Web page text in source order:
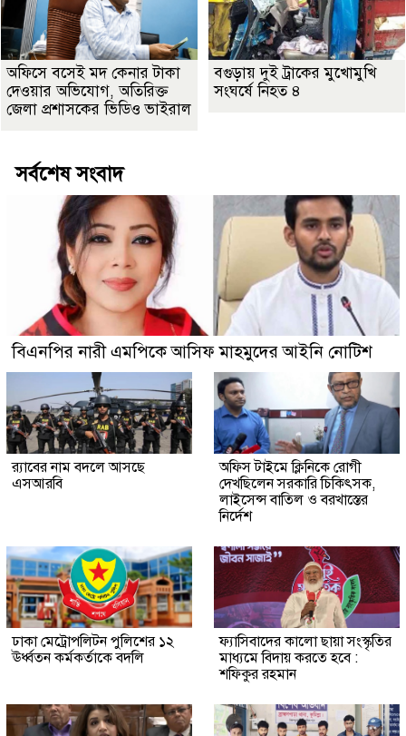
অফিসে বসেই মদ কেনার টাকা
দেওয়ার অভিযোগ, অতিরিক্ত
জেলা প্রশাসকের ভিডিও ভাইরাল
বগুড়ায় দুই ট্রাকের মুখোমুখি
সংঘর্ষে নিহত ৪
সর্বশেষ সংবাদ
বিএনপির নারী এমপিকে আসিফ মাহমুদের আইনি নোটিশ
র‍্যাবের নাম বদলে আসছে
এসআরবি
অফিস টাইমে ক্লিনিকে রোগী
দেখছিলেন সরকারি চিকিৎসক,
লাইসেন্স বাতিল ও বরখাস্তের
নির্দেশ
ঢাকা মেট্রোপলিটন পুলিশের ১২
ঊর্ধ্বতন কর্মকর্তাকে বদলি
ফ্যাসিবাদের কালো ছায়া সংস্কৃতির
মাধ্যমে বিদায় করতে হবে :
শফিকুর রহমান